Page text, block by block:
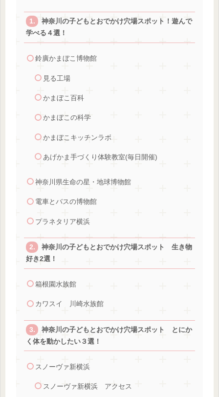
神奈川の子どもとおでかけ穴場スポット！遊んで
学べる４選！
鈴廣かまぼこ博物館
見る工場
かまぼこ百科
かまぼこの科学
かまぼこキッチンラボ
あげかま手づくり体験教室(毎日開催)
神奈川県生命の星・地球博物館
電車とバスの博物館
プラネタリア横浜
神奈川の子どもとおでかけ穴場スポット 生き物
好き2選！
箱根園水族館
カワスイ 川崎水族館
神奈川の子どもとおでかけ穴場スポット とにか
く体を動かしたい３選！
スノーヴァ新横浜
スノーヴァ新横浜 アクセス